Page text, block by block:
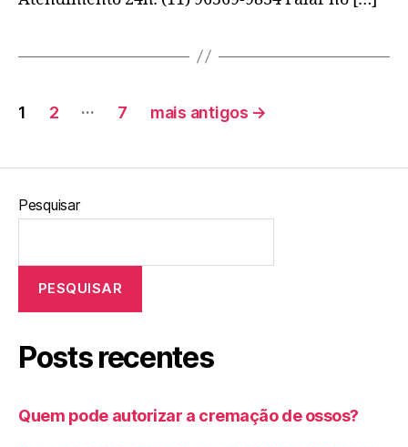
1 2 … 7 mais antigos →
Pesquisar
PESQUISAR
Posts recentes
Quem pode autorizar a cremação de ossos?